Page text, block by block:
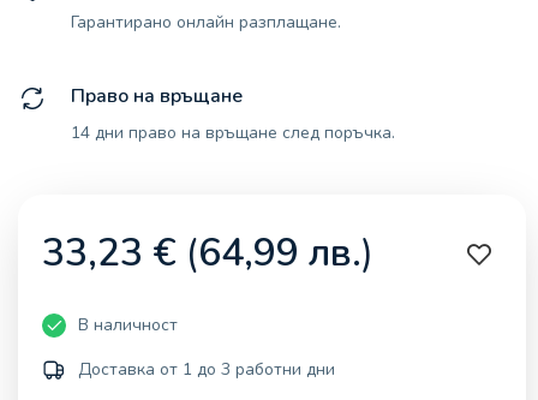
Гарантирано онлайн разплащане.
Право на връщане
14 дни право на връщане след поръчка.
33,23 € (64,99 лв.)
В наличност
Доставка от 1 до 3 работни дни